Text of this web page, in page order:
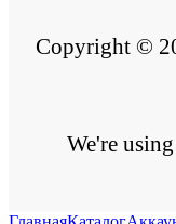
Copyright ©
We're